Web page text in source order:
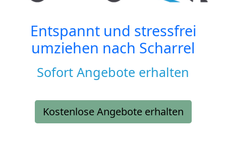
Entspannt und stressfrei
umziehen nach Scharrel
Sofort Angebote erhalten
Kostenlose Angebote erhalten